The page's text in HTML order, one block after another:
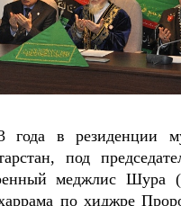
года в резиденции
под
меджлис Шура
по хиджре